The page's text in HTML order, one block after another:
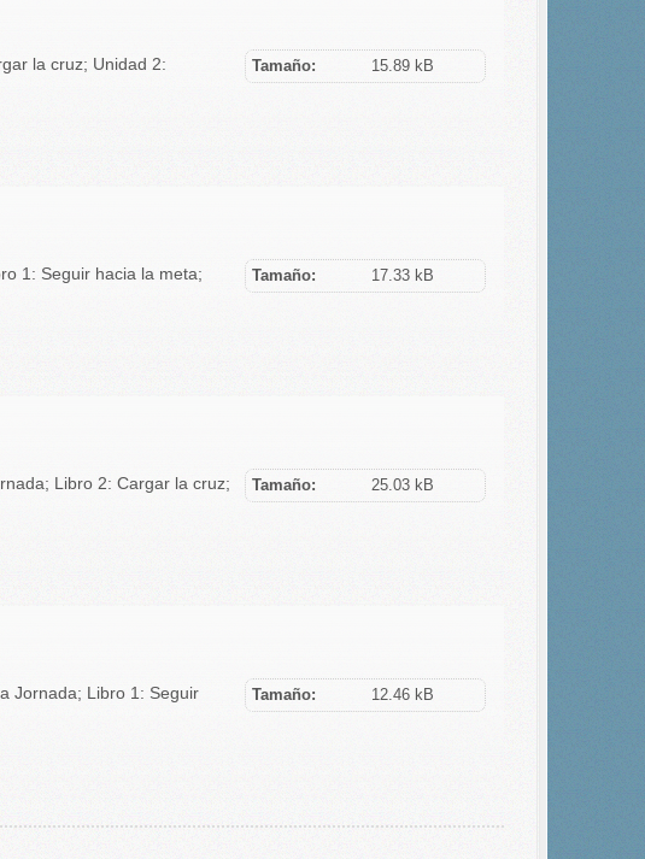
Tamaño: 15.89 kB
la cruz; Unidad 2:
Tamaño: 17.33 kB
1: Seguir hacia la meta;
Tamaño: 25.03 kB
Libro 2: Cargar la cruz;
Tamaño: 12.46 kB
Jornada; Libro 1: Seguir